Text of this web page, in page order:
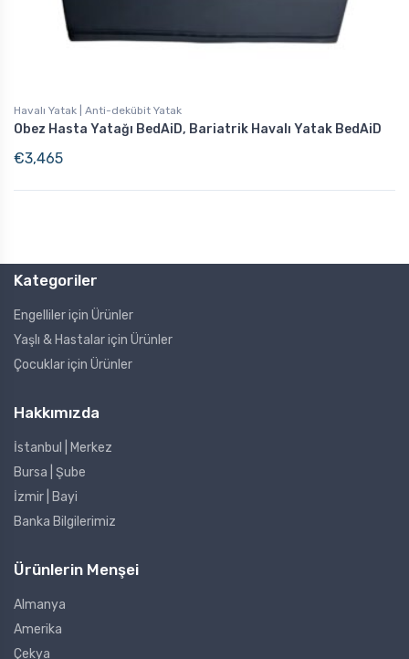
Havalı Yatak | Anti-dekübit Yatak
Obez Hasta Yatağı BedAiD, Bariatrik Havalı Yatak BedAiD
€3,465
Kategoriler
Engelliler için Ürünler
Yaşlı & Hastalar için Ürünler
Çocuklar için Ürünler
Hakkımızda
İstanbul | Merkez
Bursa | Şube
İzmir | Bayi
Banka Bilgilerimiz
Ürünlerin Menşei
Almanya
Amerika
Çekya